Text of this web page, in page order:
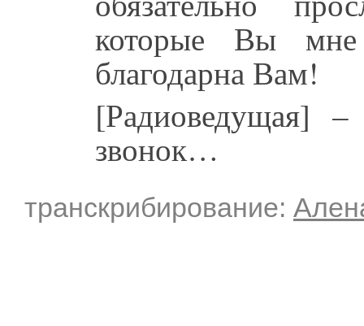
которые Вы
благодарна Вам!
[Радиоведущая]
звонок…
транскрибирование: